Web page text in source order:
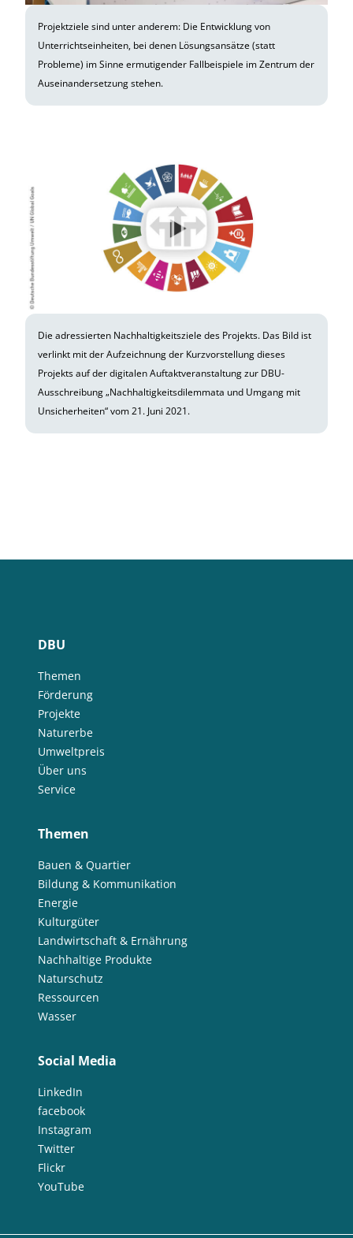
Projektziele sind unter anderem: Die Entwicklung von
Unterrichtseinheiten, bei denen Lösungsansätze (statt
Probleme) im Sinne ermutigender Fallbeispiele im Zentrum der
Auseinandersetzung stehen.
Die adressierten Nachhaltigkeitsziele des Projekts. Das Bild ist
verlinkt mit der Aufzeichnung der Kurzvorstellung dieses
Projekts auf der digitalen Auftaktveranstaltung zur DBU-
Ausschreibung „Nachhaltigkeitsdilemmata und Umgang mit
Unsicherheiten“ vom 21. Juni 2021.
DBU
Themen
Förderung
Projekte
Naturerbe
Umweltpreis
Über uns
Service
Themen
Bauen & Quartier
Bildung & Kommunikation
Energie
Kulturgüter
Landwirtschaft & Ernährung
Nachhaltige Produkte
Naturschutz
Ressourcen
Wasser
Social Media
LinkedIn
facebook
Instagram
Twitter
Flickr
YouTube